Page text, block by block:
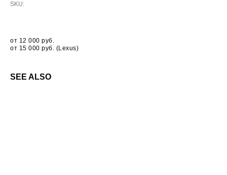
SKU:
от 12 000 руб.
от 15 000 руб. (Lexus)
SEE ALSO